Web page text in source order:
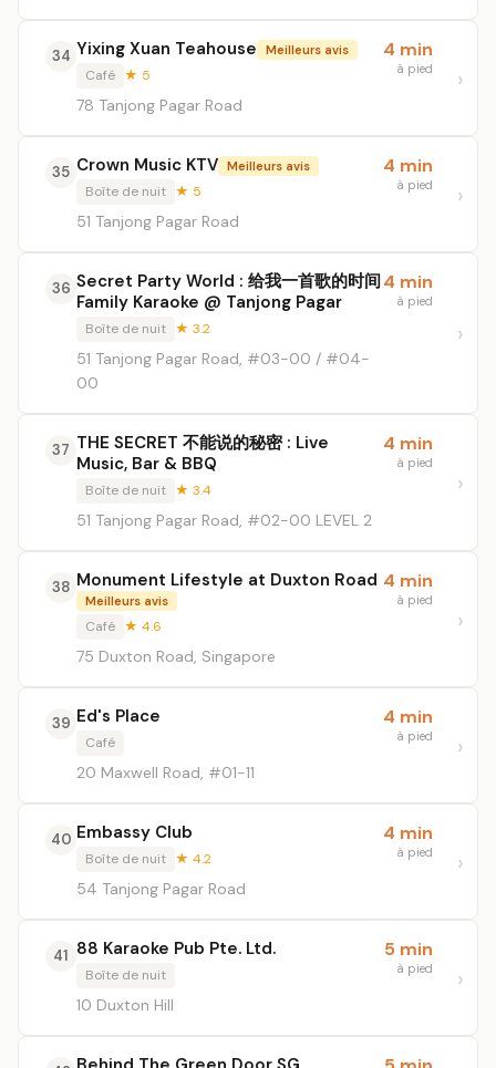
34 Yixing Xuan Teahouse Meilleurs avis
Café ★ 5
78 Tanjong Pagar Road
4 min
à pied
35 Crown Music KTV Meilleurs avis
Boîte de nuit ★ 5
51 Tanjong Pagar Road
4 min
à pied
36 Secret Party World : 给我一首歌的时间
Family Karaoke @ Tanjong Pagar
Boîte de nuit ★ 3.2
51 Tanjong Pagar Road, #03-00 / #04-
00
4 min
à pied
37 THE SECRET 不能说的秘密 : Live
Music, Bar & BBQ
Boîte de nuit ★ 3.4
51 Tanjong Pagar Road, #02-00 LEVEL 2
4 min
à pied
38 Monument Lifestyle at Duxton Road
Meilleurs avis
Café ★ 4.6
75 Duxton Road, Singapore
4 min
à pied
39 Ed's Place
Café
20 Maxwell Road, #01-11
4 min
à pied
40 Embassy Club
Boîte de nuit ★ 4.2
54 Tanjong Pagar Road
4 min
à pied
41 88 Karaoke Pub Pte. Ltd.
Boîte de nuit
10 Duxton Hill
5 min
à pied